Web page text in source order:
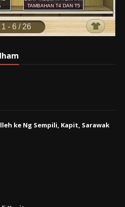
ke Ng Sempili, Kapit, Sarawak